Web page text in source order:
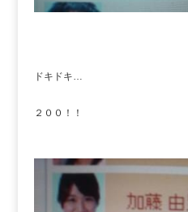
ドキドキ…
２００！！